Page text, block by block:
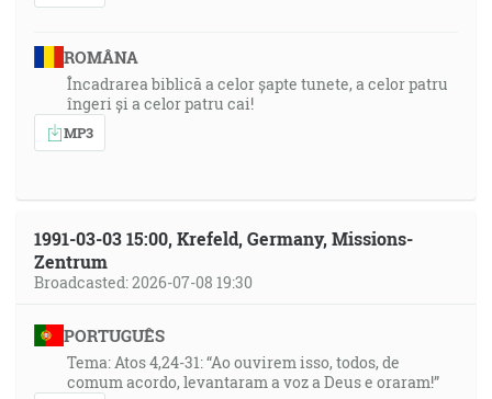
ROMÂNA
Încadrarea biblică a celor șapte tunete, a celor patru
îngeri și a celor patru cai!
MP3
1991-03-03 15:00, Krefeld, Germany, Missions-
Zentrum
Broadcasted: 2026-07-08 19:30
PORTUGUÊS
Tema: Atos 4,24-31: “Ao ouvirem isso, todos, de
comum acordo, levantaram a voz a Deus e oraram!”